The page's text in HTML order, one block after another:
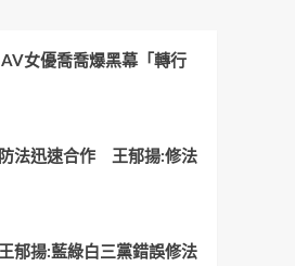
女優喬喬爆黑幕「轉行
法迅速合作 王郁揚:修法
郁揚:藍綠白三黨錯誤修法